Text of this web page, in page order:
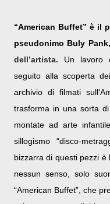
“American Buffet” è il
pseudonimo Buly Pank,
dell’artista.
Un lavoro
seguito alla scoperta dei
archivio di filmati
trasforma in una sorta
montate ad arte
sillogismo “disco-
bizzarra di questi pezzi è
nessun senso, solo
“American Buffet” , che